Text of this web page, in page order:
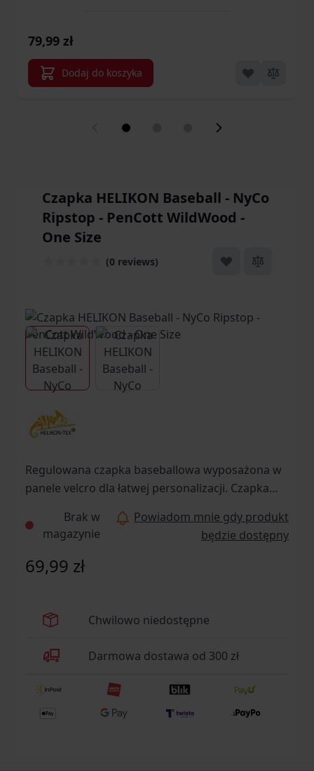
79,99 zł
Dodaj do koszyka
Czapka HELIKON Baseball - NyCo
Ripstop - PenCott WildWood -
One Size
(0 reviews)
View larger imageView larger image
Regulowana czapka baseballowa wyposażona w
panele velcro dla łatwej personalizacji. Czapka
taktycznym oporządzeniem nagłownym.
Brak w
magazynie
Powiadom mnie gdy produkt
będzie dostępny
69,99 zł
Chwilowo niedostępne
Darmowa dostawa od 300 zł